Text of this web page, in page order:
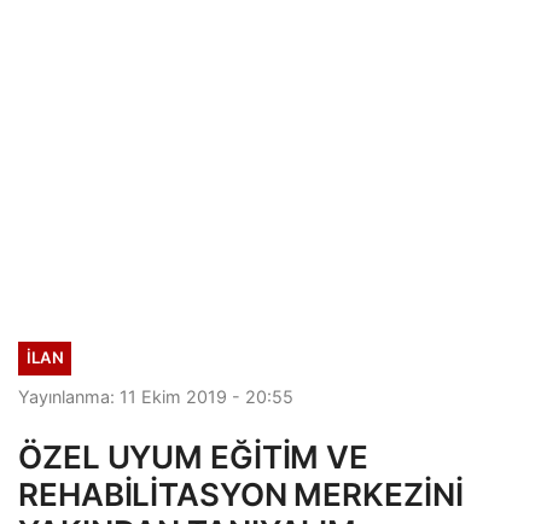
İLAN
Yayınlanma: 11 Ekim 2019 - 20:55
ÖZEL UYUM EĞİTİM VE
REHABİLİTASYON MERKEZİNİ